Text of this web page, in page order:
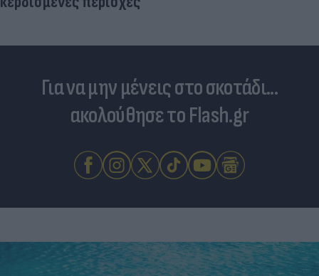
Για να μην μένεις στο σκοτάδι...
ακολούθησε το Flash.gr